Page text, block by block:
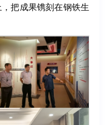
把成果镌刻在钢铁生